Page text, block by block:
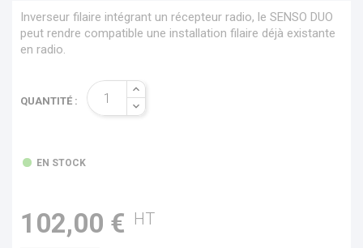
Inverseur filaire intégrant un récepteur radio, le SENSO DUO
peut rendre compatible une installation filaire déjà existante
en radio.
QUANTITÉ :
EN STOCK
102,00 € HT